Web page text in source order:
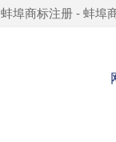
蚌埠商标注册 - 蚌埠